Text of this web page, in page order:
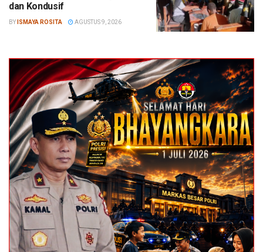
dan Kondusif
BY ISMAYA ROSITA AGUSTUS 9, 2026